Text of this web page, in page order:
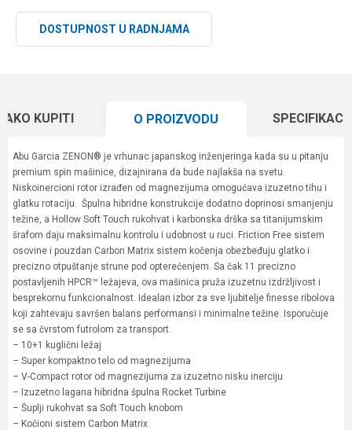
DOSTUPNOST U RADNJAMA
KUPITI O PROIZVODU
Abu Garcia ZENON® je vrhunac japanskog inženjeringa kada su u pitanju
premium spin mašinice, dizajnirana da bude najlakša na svetu.
Niskoinercioni rotor izrađen od magnezijuma omogućava izuzetno tihu i
glatku rotaciju. Špulna hibridne konstrukcije dodatno doprinosi smanjenju
težine, a Hollow Soft Touch rukohvat i karbonska drška sa titanijumskim
šrafom daju maksimalnu kontrolu i udobnost u ruci. Friction Free sistem
osovine i pouzdan Carbon Matrix sistem kočenja obezbeđuju glatko i
precizno otpuštanje strune pod opterećenjem. Sa čak 11 precizno
postavljenih HPCR™ ležajeva, ova mašinica pruža izuzetnu izdržljivost i
besprekornu funkcionalnost. Idealan izbor za sve ljubitelje finesse ribolova
koji zahtevaju savršen balans performansi i minimalne težine. Isporučuje
se sa čvrstom futrolom za transport.
– 10+1 kuglični ležaj
– Super kompaktno telo od magnezijuma
– V-Compact rotor od magnezijuma za izuzetno nisku inerciju
– Izuzetno lagana hibridna špulna Rocket Turbine
– Šuplji rukohvat sa Soft Touch knobom
– Kočioni sistem Carbon Matrix